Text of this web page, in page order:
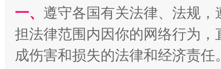
揭开“小金库”的免责幌子
一、 遵守各国有关法律、法规
担法律范围内因你的网络行为
成伤害和损失的法律和经济责